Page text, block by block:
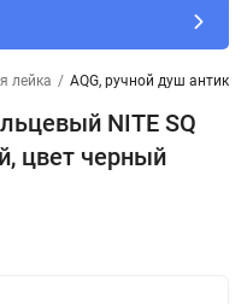
лейка / AQG, ручной душ
NITE SQ
цвет черный